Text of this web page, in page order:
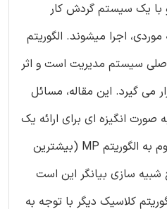
یک سیستم گردش کار
اجرا میشوند. الگوریتم
سیستم مدیریت است و اثر
می گیرد. این مقاله، مسائل
صورت انگیزه ای برای ارائه یک
الگوریتم زمانبندی بدیع موسوم به الگوریتم MP (بیشترین
شبیه سازی بیانگر این است
کلاسیک دیگر با توجه به